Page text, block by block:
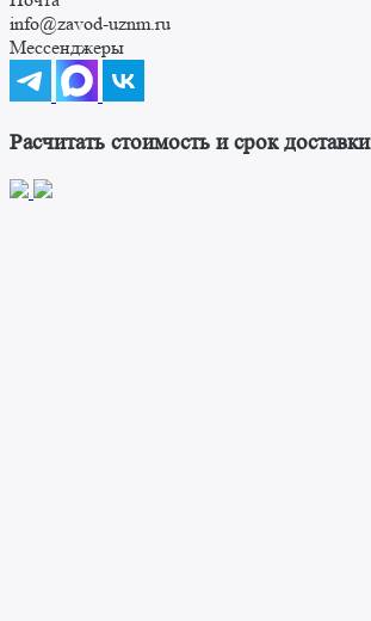
info@zavod-uznm.ru
Мессенджеры
Расчитать стоимость и срок доставки